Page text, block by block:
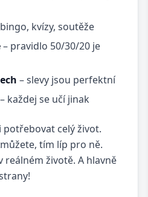
kvízy, soutěže
– pravidlo 50/30/20 je
– slevy jsou perfektní
– každej se učí jinak
celý život.
tím líp pro ně.
reálném životě. A hlavně